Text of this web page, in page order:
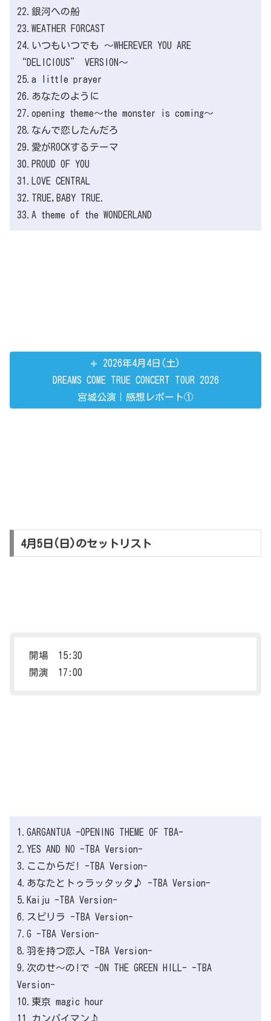
22.銀河への船
23.WEATHER FORCAST
24.いつもいつでも ～WHEREVER YOU ARE
“DELICIOUS” VERSION～
25.a little prayer
26.あなたのように
27.opening theme～the monster is coming～
28.なんで恋したんだろ
29.愛がROCKするテーマ
30.PROUD OF YOU
31.LOVE CENTRAL
32.TRUE,BABY TRUE.
33.A theme of the WONDERLAND
2026年4月4日(土)
DREAMS COME TRUE CONCERT TOUR 2026
宮城公演｜感想レポート①
4月5日(日)のセットリスト
開場 15:30
開演 17:00
1.GARGANTUA -OPENING THEME OF TBA-
2.YES AND NO -TBA Version-
3.ここからだ! -TBA Version-
4.あなたとトゥラッタッタ♪ -TBA Version-
5.Kaiju -TBA Version-
6.スピリラ -TBA Version-
7.G -TBA Version-
8.羽を持つ恋人 -TBA Version-
9.次のせ〜の!で -ON THE GREEN HILL- -TBA
Version-
10.東京 magic hour
11.カンパイマン♪